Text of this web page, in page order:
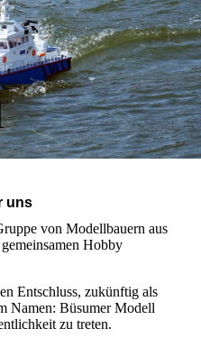
uns
von Modellbauern aus
Hobby
Entschluss, zukünftig als
Namen: Büsumer Modell
zu treten.